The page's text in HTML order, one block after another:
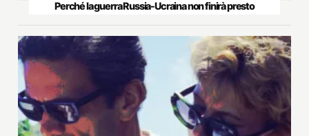
Perché la guerra Russia-Ucraina non finirà presto